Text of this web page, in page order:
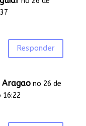
Responder
Aragao no 26 de